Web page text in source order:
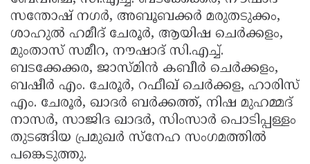
സന്തോഷ് നഗർ, അബൂബക്കർ മരുതടുക്കം,
ശാഹുൽ ഹമീദ് ചേരൂർ, ആയിഷ ചെർക്കളം,
മുംതാസ് സമീറ, നൗഷാദ് സി.എച്ച്.
ബടക്കേക്കര, ജാസ്മിൻ കബീർ ചെർക്കളം,
ബഷീർ എം. ചേരൂർ, റഫീഖ് ചെർക്കള, ഹാരിസ്
എം. ചേരൂർ, ഖാദർ ബർക്കത്ത്, നിഷ മുഹമ്മദ്
നാസർ, സാജിദ ഖാദർ, സിംസാർ പൊടിപ്പള്ളം
തുടങ്ങിയ പ്രമുഖർ സ്നേഹ സംഗമത്തിൽ
പങ്കെടുത്തു.